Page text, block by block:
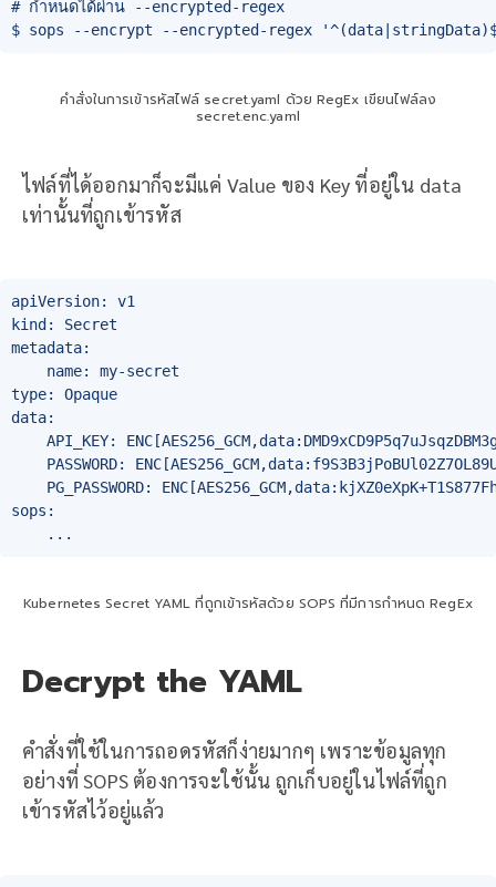
# กำหนดได้ผ่าน --encrypted-regex
$ sops --encrypt --encrypted-regex
คำสั่งในการเข้ารหัสไฟล์ secret.yaml ด้วย RegEx เขียนไฟล์ลง
secret.enc.yaml
ไฟล์ที่ได้ออกมาก็จะมีแค่ Value ของ Key ที่อยู่ใน data
เท่านั้นที่ถูกเข้ารหัส
apiVersion: v1
kind: Secret
metadata:
    name: my-secret
type: Opaque
data:
API_KEY:
PASSWORD:
PG_PASSWORD:
sops:
    ...
Kubernetes Secret YAML ที่ถูกเข้ารหัสด้วย SOPS ที่มีการกำหนด RegEx
Decrypt the YAML
คำสั่งที่ใช้ในการถอดรหัสก็ง่ายมากๆ เพราะข้อมูลทุก
อย่างที่ SOPS ต้องการจะใช้นั้น ถูกเก็บอยู่ในไฟล์ที่ถูก
เข้ารหัสไว้อยู่แล้ว